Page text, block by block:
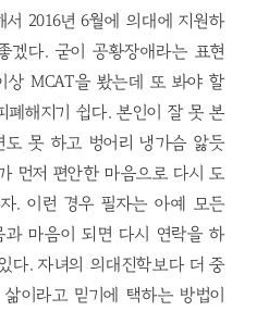
서 2016년 6월에 의대에 지원하
겠다. 굳이 공황장애라는 표현
상 MCAT을 봤는데 또 봐야 할
폐해지기 쉽다. 본인이 잘 못 본
도 못 하고 벙어리 냉가슴 앓듯
먼저 편안한 마음으로 다시 도
. 이런 경우 필자는 아예 모든
마음이 되면 다시 연락을 하
다. 자녀의 의대진학보다 더 중
이라고 믿기에 택하는 방법이